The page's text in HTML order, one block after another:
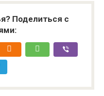
Поделиться с